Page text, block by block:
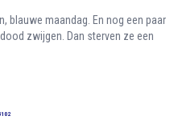
blauwe maandag. En nog een paar
zwijgen. Dan sterven ze een